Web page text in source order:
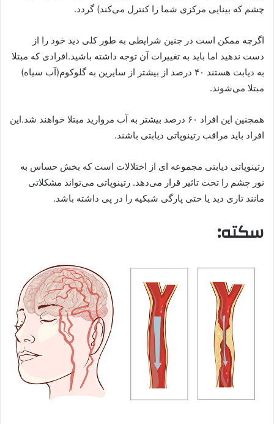
چشم که بینایی مرکزی شما را کنترل می‌کند) گردد.
اگرچه ممکن است در چنین شرایطی به طور کلی دید خود را از
دست ندهید اما باید به تغییرات آن توجه داشته باشید.افرادی که مبتلا
به دیابت هستند ۴۰ درصد از بیشتر از سایرین به گلوکوم(آب سیاه)
مبتلا می‌شوند.
همچنین این افراد ۶۰ درصد بیشتر به آب مروارید مبتلا خواهند شد.این
افراد باید مراقب رتینوپاتی دیابتی باشند.
رتینوپاتی دیابتی مجموعه ای از اختلالات است که بخش حساس به
نور چشم را تحت تاثیر قرار می‌دهد. رتینوپاتی می‌تواند مشکلاتی
مانند تاری دید یا حتی پارگی شبکیه را در پی داشته باشد.
سکته: